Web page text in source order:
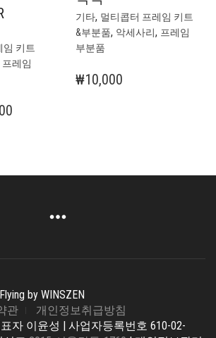
임 키트
프레임
기타, 멀티콥터 프레임 키트
&부분품, 악세사리, 프레임
부분품
₩10,000
by WINSZEN
관
개인정보취급방침
자 이윤성 | 사업자등록번호 610-02-